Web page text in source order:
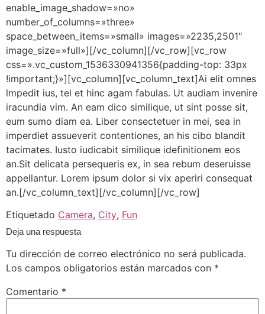
enable_image_shadow=»no»
number_of_columns=»three»
space_between_items=»small» images=»2235,2501″
image_size=»full»][/vc_column][/vc_row][vc_row
css=».vc_custom_1536330941356{padding-top: 33px
!important;}»][vc_column][vc_column_text]Ai elit omnes
lmpedit ius, tel et hinc agam fabulas. Ut audiam invenire
iracundia vim. An eam dico similique, ut sint posse sit,
eum sumo diam ea. Liber consectetuer in mei, sea in
imperdiet assueverit contentiones, an his cibo blandit
tacimates. Iusto iudicabit similique idefinitionem eos
an.Sit delicata persequeris ex, in sea rebum deseruisse
appellantur. Lorem ipsum dolor si vix aperiri consequat
an.[/vc_column_text][/vc_column][/vc_row]
Etiquetado Camera, City, Fun
Deja una respuesta
Tu dirección de correo electrónico no será publicada.
Los campos obligatorios están marcados con *
Comentario *